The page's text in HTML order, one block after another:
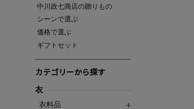
中川政七商店の贈りもの
シーンで選ぶ
価格で選ぶ
ギフトセット
カテゴリーから探す
衣
衣料品